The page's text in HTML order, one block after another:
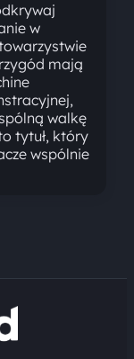
w
mają
walkę
tytuł, który
wspólnie